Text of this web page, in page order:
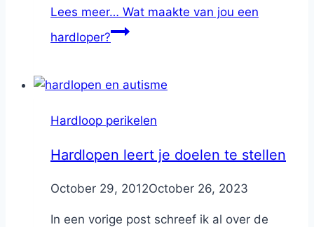
Lees meer… Wat maakte van jou een
hardloper?
Hardloop perikelen
Hardlopen leert je doelen te stellen
ByNicole
October 29, 2012October 26, 2023
In een vorige post schreef ik al over de